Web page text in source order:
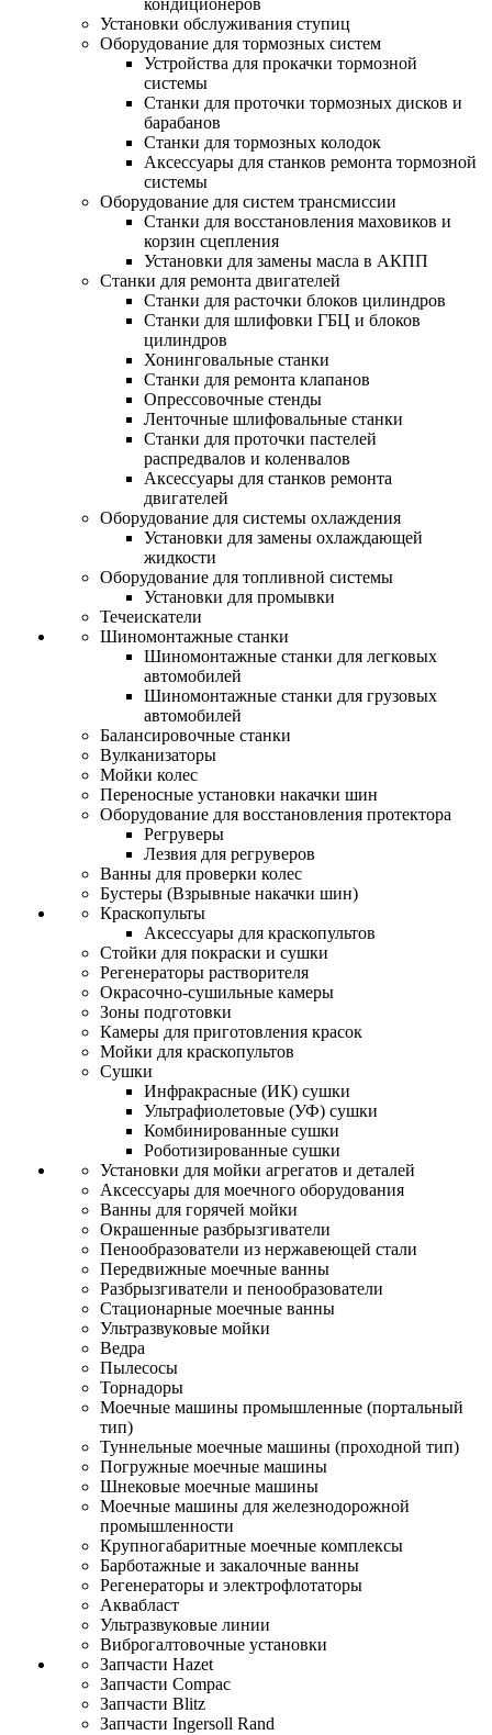
кондиционеров
Установки обслуживания ступиц
Оборудование для тормозных систем
Устройства для прокачки тормозной
системы
Станки для проточки тормозных дисков и
барабанов
Станки для тормозных колодок
Аксессуары для станков ремонта тормозной
системы
Оборудование для систем трансмиссии
Станки для восстановления маховиков и
корзин сцепления
Установки для замены масла в АКПП
Станки для ремонта двигателей
Станки для расточки блоков цилиндров
Станки для шлифовки ГБЦ и блоков
цилиндров
Хонинговальные станки
Станки для ремонта клапанов
Опрессовочные стенды
Ленточные шлифовальные станки
Станки для проточки пастелей
распредвалов и коленвалов
Аксессуары для станков ремонта
двигателей
Оборудование для системы охлаждения
Установки для замены охлаждающей
жидкости
Оборудование для топливной системы
Установки для промывки
Течеискатели
Шиномонтажные станки
Шиномонтажные станки для легковых
автомобилей
Шиномонтажные станки для грузовых
автомобилей
Балансировочные станки
Вулканизаторы
Мойки колес
Переносные установки накачки шин
Оборудование для восстановления протектора
Регруверы
Лезвия для регруверов
Ванны для проверки колес
Бустеры (Взрывные накачки шин)
Краскопульты
Аксессуары для краскопультов
Стойки для покраски и сушки
Регенераторы растворителя
Окрасочно-сушильные камеры
Зоны подготовки
Камеры для приготовления красок
Мойки для краскопультов
Сушки
Инфракрасные (ИК) сушки
Ультрафиолетовые (УФ) сушки
Комбинированные сушки
Роботизированные сушки
Установки для мойки агрегатов и деталей
Аксессуары для моечного оборудования
Ванны для горячей мойки
Окрашенные разбрызгиватели
Пенообразователи из нержавеющей стали
Передвижные моечные ванны
Разбрызгиватели и пенообразователи
Стационарные моечные ванны
Ультразвуковые мойки
Ведра
Пылесосы
Торнадоры
Моечные машины промышленные (портальный
тип)
Туннельные моечные машины (проходной тип)
Погружные моечные машины
Шнековые моечные машины
Моечные машины для железнодорожной
промышленности
Крупногабаритные моечные комплексы
Барботажные и закалочные ванны
Регенераторы и электрофлотаторы
Аквабласт
Ультразвуковые линии
Виброгалтовочные установки
Запчасти Hazet
Запчасти Compac
Запчасти Blitz
Запчасти Ingersoll Rand